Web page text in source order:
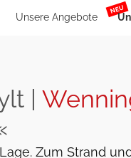
Unsere Angebote
NEU
|
Zum Strand